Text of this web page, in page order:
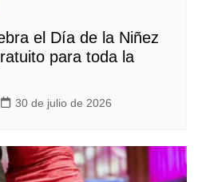
el Día de la Niñez
para toda la
30 de julio de 2026